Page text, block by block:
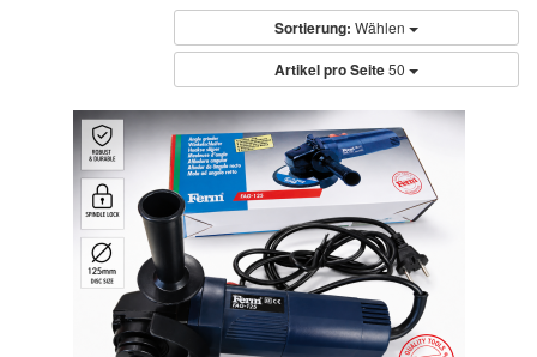
Sortierung: Wählen
Artikel pro Seite50